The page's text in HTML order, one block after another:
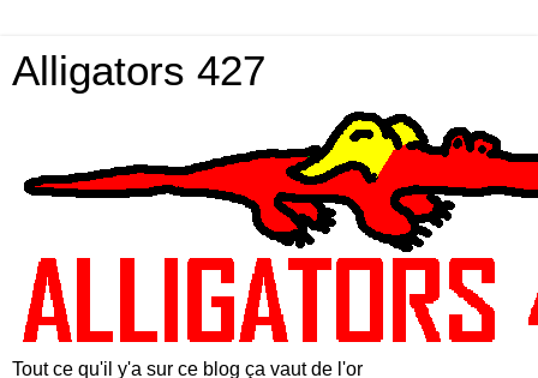
Alligators 427
Tout ce qu'il y'a sur ce blog ça vaut de l'or